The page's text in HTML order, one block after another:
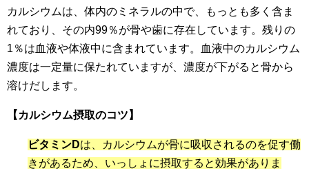
カルシウムは、体内のミネラルの中で、もっとも多く含ま
れており、その内99％が骨や歯に存在しています。残りの
1％は血液や体液中に含まれています。血液中のカルシウム
濃度は一定量に保たれていますが、濃度が下がると骨から
溶けだします。
【カルシウム摂取のコツ】
ビタミンDは、カルシウムが骨に吸収されるのを促す働
きがあるため、いっしょに摂取すると効果がありま